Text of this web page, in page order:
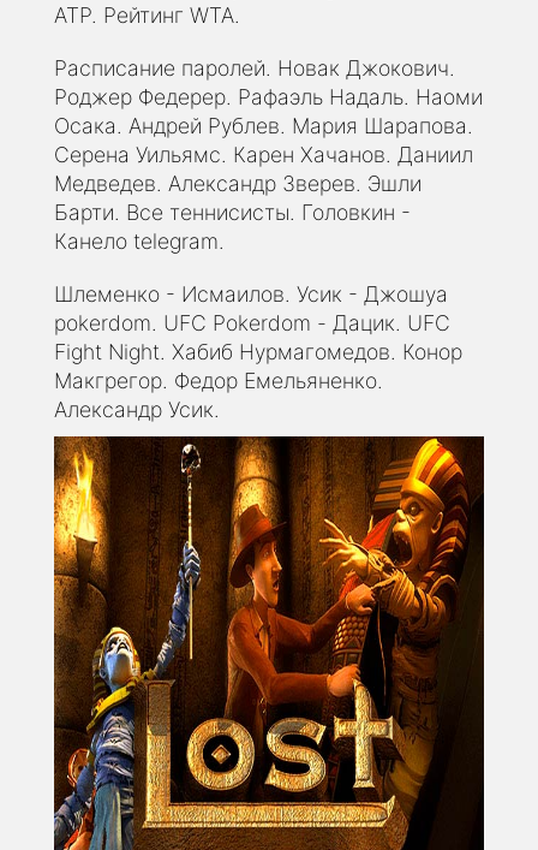
ATP. Рейтинг WTA.
Расписание паролей. Новак Джокович.
Роджер Федерер. Рафаэль Надаль. Наоми
Осака. Андрей Рублев. Мария Шарапова.
Серена Уильямс. Карен Хачанов. Даниил
Медведев. Александр Зверев. Эшли
Барти. Все теннисисты. Головкин -
Канело telegram.
Шлеменко - Исмаилов. Усик - Джошуа
pokerdom. UFC Pokerdom - Дацик. UFC
Fight Night. Хабиб Нурмагомедов. Конор
Макгрегор. Федор Емельяненко.
Александр Усик.